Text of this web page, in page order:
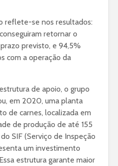
reflete-se nos resultados:
retornar o
previsto, e 94,5%
com a operação da
de apoio, o grupo
em 2020, uma planta
de carnes, localizada em
de produção de até 155
SIF (Serviço de Inspeção
um investimento
estrutura garante maior